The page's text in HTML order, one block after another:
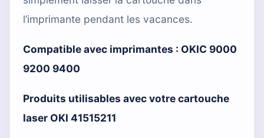
l’imprimante pendant les vacances.
Compatible avec imprimantes : OKIC 9000
9200 9400
Produits utilisables avec votre cartouche
laser OKI 41515211